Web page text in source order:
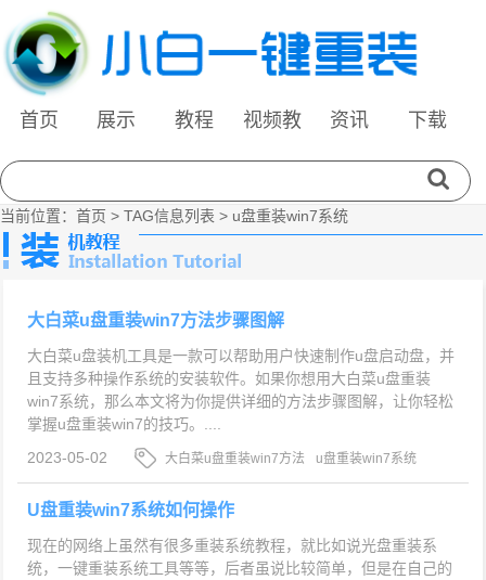
首页 展示 教程
视频教
资讯 下载
当前位置： 首页 > TAG信息列表 > u盘重装win7系统
大白菜u盘重装win7方法步骤图解
大白菜u盘装机工具是一款可以帮助用户快速制作u盘启动盘，并
且支持多种操作系统的安装软件。如果你想用大白菜u盘重装
win7系统，那么本文将为你提供详细的方法步骤图解，让你轻松
掌握u盘重装win7的技巧。....
2023-05-02
大白菜u盘重装win7方法
u盘重装win7系统
大白菜u盘装机工具
U盘重装win7系统如何操作
现在的网络上虽然有很多重装系统教程，就比如说光盘重装系
统，一键重装系统工具等等，后者虽说比较简单，但是在自己的